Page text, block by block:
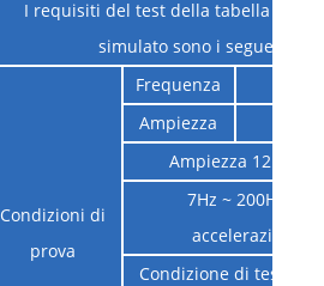
I requisiti del test della tabella di
simulato sono i seguenti
Condizioni di
prova
Frequenza
Ampiezza
Ampiezza 12mm ~
7Hz ~ 200Hz
accelerazione
Condizione di test di